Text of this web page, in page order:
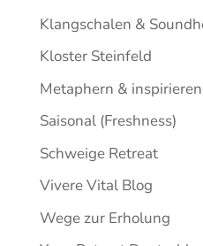
Klangschalen &
Kloster Steinfeld
Metaphern &
Saisonal (Freshness)
Schweige Retreat
Vivere Vital Blog
Wege zur Erholung